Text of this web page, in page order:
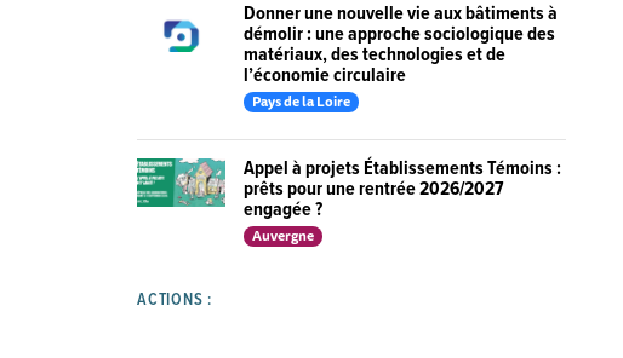
Donner une nouvelle vie aux bâtiments à
démolir : une approche sociologique des
matériaux, des technologies et de
l’économie circulaire
Pays de la Loire
Appel à projets Établissements Témoins :
prêts pour une rentrée 2026/2027
engagée ?
Auvergne
ACTIONS :